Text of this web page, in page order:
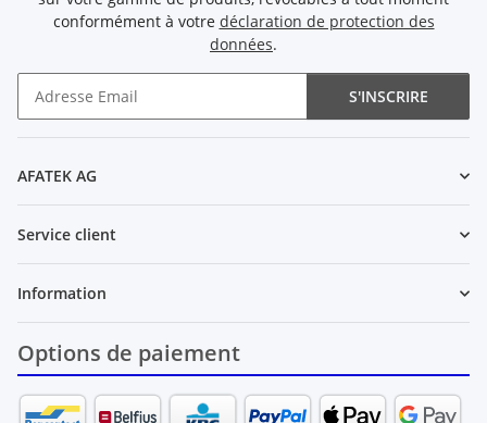
conformément à votre déclaration de protection des
données.
S'INSCRIRE
AFATEK AG
Service client
Information
Options de paiement